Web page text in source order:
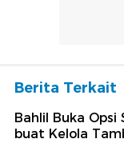
Berita Terkait
Bahlil Buka Opsi
buat Kelola